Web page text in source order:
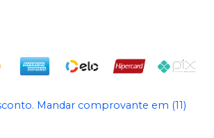
Mandar comprovante em (11)